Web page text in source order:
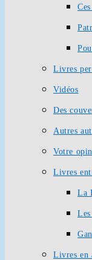
Livres
Vidéos
Des
Autres
Votre
Livres
La
Livres en